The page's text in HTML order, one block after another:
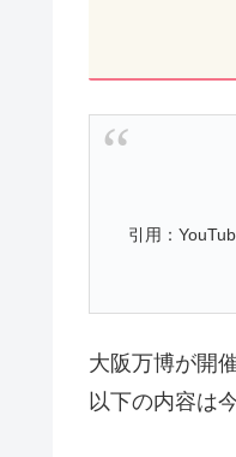
引用：
大阪万博が開
以下の内容は